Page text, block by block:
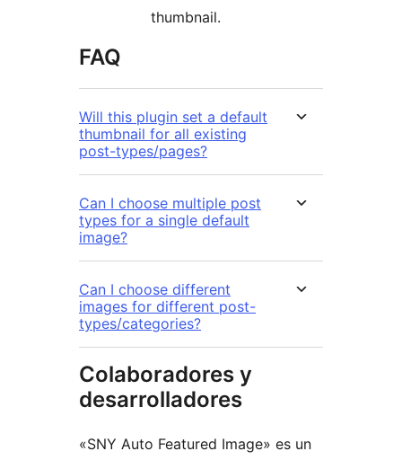
thumbnail.
FAQ
Will this plugin set a default
thumbnail for all existing
post-types/pages?
Can I choose multiple post
types for a single default
image?
Can I choose different
images for different post-
types/categories?
Colaboradores y
desarrolladores
«SNY Auto Featured Image» es un